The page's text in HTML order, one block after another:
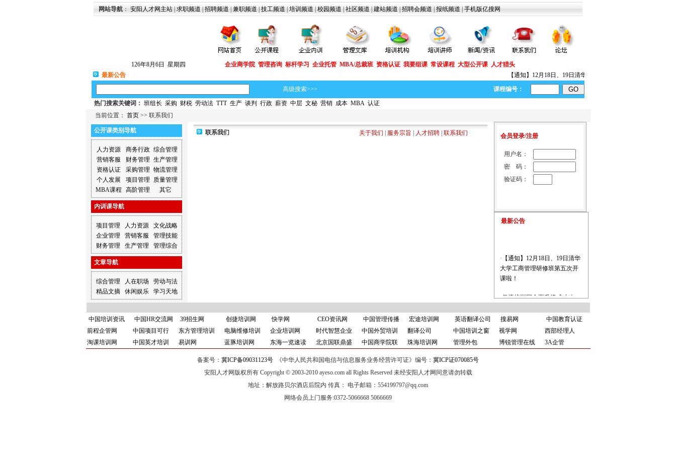
网站导航： 安阳人才网主站 求职频道 招聘频道 兼职频道 技工频道 培训频道 校园频道 社区频道 建站频道 招聘会频道 报纸频道 手机版亿搜网
126年8月6日 星期四 企业商学院 管理咨询 标杆学习 企业托管 MBA/总裁班 资格认证 我要组课 常设课程 大型公开课 人才猎头
最新公告
【通知】12月18日、19日清华大学工商管理研修班第五次开课啦
高级搜索>>>
课程编号：
热门搜索关键词： 班组长 采购 财税 劳动法 TTT 生产 谈判 行政 薪资 中层 文秘 营销 成本 MBA 认证
当前位置： 首页>> 联系我们
公开课类别导航
人力资源 商务行政 综合管理
营销客服
财务管理 生产管理
资格认证
采购管理 物流管理
个人发展
项目管理
质量管理
MBA课程
高阶管理 其它
内训课导航
项目管理 人力资源
文化战略
企业管理
营销客服
管理技能
财务管理
生产管理 管理综合
文章导航
综合管理 人在职场
劳动与法
精品文摘
休闲娱乐 学习天地
联系我们 关于我们 服务宗旨 人才招聘 联系我们 会员登录/注册
用户名：
密 码：
验证码：
最新公告
· 【通知】12月18日、19日清华
大学工商管理研修班第五次开
课啦！
亿搜培训网全面升级成功改
中国培训资讯
中国HR交流网 39招生网 创捷培训网 快学网 CEO资讯网 中国管理传播 宏途培训网 英语翻译公司 搜易网
中国教育认证
前程企管网
中国项目可行 东方管理培训 电脑维修培训 企业培训网 时代智慧企业 中国外贸培训 翻译公司 中国培训之窗 视学网
西部经理人
淘课培训网
中国英才培训 易训网 蓝豚培训网 东海一览速读 北京国联鼎盛 中国商学院联 珠海培训网 管理外包 博锐管理在线 3A企管
备案号： 冀ICP备09031123号 《中华人民共和国电信与信息服务业务经营许可证》编号： 冀ICP证070085号
安阳人才网版权所有 Copyright © 2003-2010 ayeso.com all Rights Reserved 未经安阳人才网同意请勿转载
地址：解放路贝尔酒店后院内 传真： 电子邮箱：554199797@qq.com
网络会员上门服务:0372-5066668 5066669